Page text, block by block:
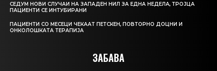
СЕДУМ НОВИ СЛУЧАИ НА ЗАПАДЕН НИЛ ЗА ЕДНА НЕДЕЛА, ТРОЈЦА
ПАЦИЕНТИ СЕ ИНТУБИРАНИ
ПАЦИЕНТИ СО МЕСЕЦИ ЧЕКААТ ПЕТСКЕН, ПОВТОРНО ДОЦНИ И
ОНКОЛОШКАТА ТЕРАПИЈА
ЗАБАВА